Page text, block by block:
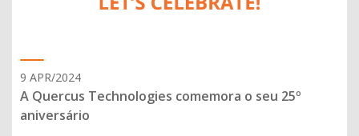
9 APR/2024
A Quercus Technologies comemora o seu 25º
aniversário